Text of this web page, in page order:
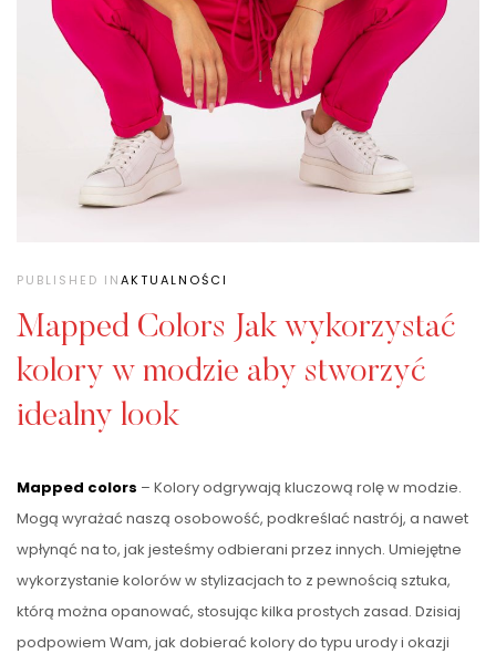
PUBLISHED INAKTUALNOŚCI
Mapped Colors Jak wykorzystać
kolory w modzie aby stworzyć
idealny look
Mapped colors – Kolory odgrywają kluczową rolę w modzie.
Mogą wyrażać naszą osobowość, podkreślać nastrój, a nawet
wpłynąć na to, jak jesteśmy odbierani przez innych. Umiejętne
wykorzystanie kolorów w stylizacjach to z pewnością sztuka,
którą można opanować, stosując kilka prostych zasad. Dzisiaj
podpowiem Wam, jak dobierać kolory do typu urody i okazji